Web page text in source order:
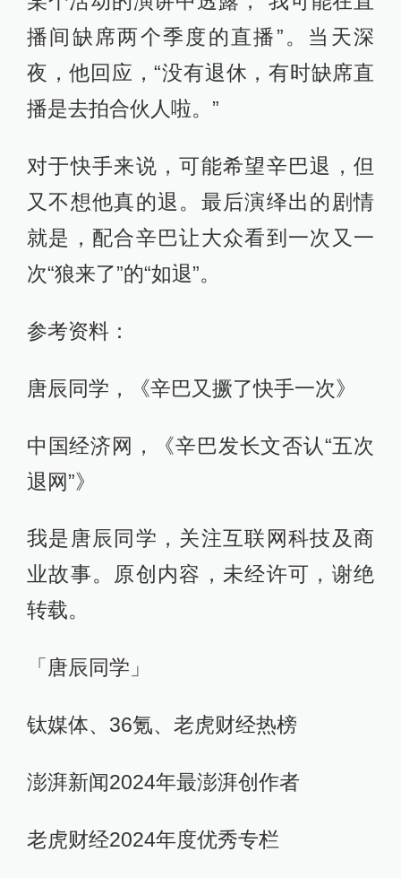
播间缺席两个季度的直播”。当天深
夜，他回应，“没有退休，有时缺席直
播是去拍合伙人啦。”
对于快手来说，可能希望辛巴退，但
又不想他真的退。最后演绎出的剧情
就是，配合辛巴让大众看到一次又一
次“狼来了”的“如退”。
参考资料：
唐辰同学，《辛巴又撅了快手一次》
中国经济网，《辛巴发长文否认“五次
退网”》
我是唐辰同学，关注互联网科技及商
业故事。原创内容，未经许可，谢绝
转载。
「唐辰同学」
钛媒体、36氪、老虎财经热榜
澎湃新闻2024年最澎湃创作者
老虎财经2024年度优秀专栏